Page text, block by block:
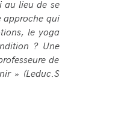
au lieu de se
approche qui
le yoga
? Une
de
» (Leduc.S